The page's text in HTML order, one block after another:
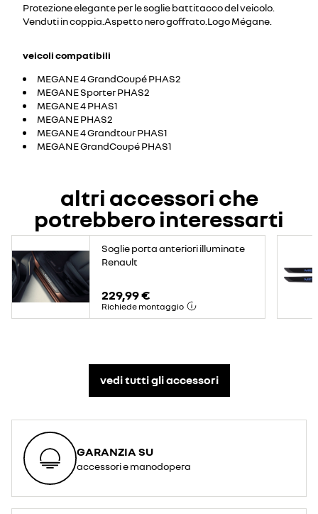
Protezione elegante per le soglie battitacco del veicolo.
Venduti in coppia.Aspetto nero goffrato.Logo Mégane.
veicoli compatibili
MEGANE 4 GrandCoupé PHAS2
MEGANE Sporter PHAS2
MEGANE 4 PHAS1
MEGANE PHAS2
MEGANE 4 Grandtour PHAS1
MEGANE GrandCoupé PHAS1
altri accessori che
potrebbero interessarti
Soglie porta anteriori illuminate
Renault
229,99 €
Richiede montaggio
vedi tutti gli accessori​
GARANZIA SU
accessori e manodopera